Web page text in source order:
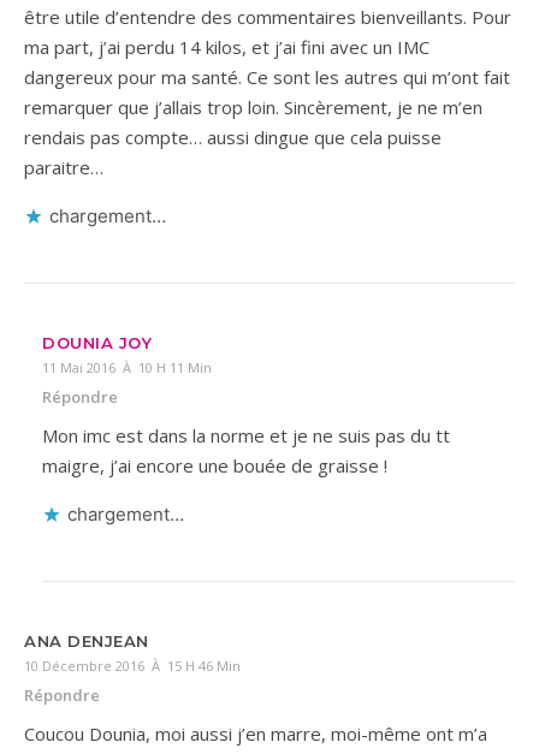
être utile d’entendre des commentaires bienveillants. Pour
ma part, j’ai perdu 14 kilos, et j’ai fini avec un IMC
dangereux pour ma santé. Ce sont les autres qui m’ont fait
remarquer que j’allais trop loin. Sincèrement, je ne m’en
rendais pas compte… aussi dingue que cela puisse
paraitre…
chargement…
DOUNIA JOY
11 Mai 2016 À 10 H 11 Min
Répondre
Mon imc est dans la norme et je ne suis pas du tt
maigre, j’ai encore une bouée de graisse !
chargement…
ANA DENJEAN
10 Décembre 2016 À 15 H 46 Min
Répondre
Coucou Dounia, moi aussi j’en marre, moi-même ont m’a